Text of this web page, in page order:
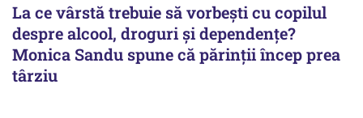
La ce vârstă trebuie să vorbești cu copilul
despre alcool, droguri și dependențe?
Monica Sandu spune că părinții încep prea
târziu